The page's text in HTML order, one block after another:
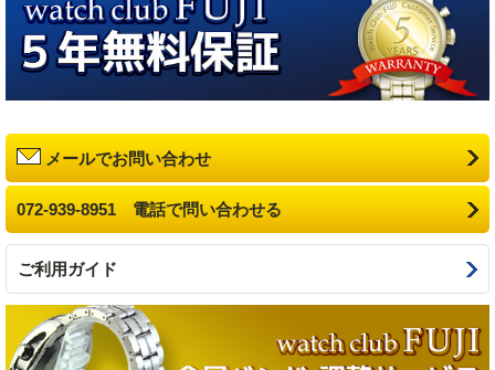
メールでお問い合わせ
072-939-8951 電話で問い合わせる
ご利用ガイド